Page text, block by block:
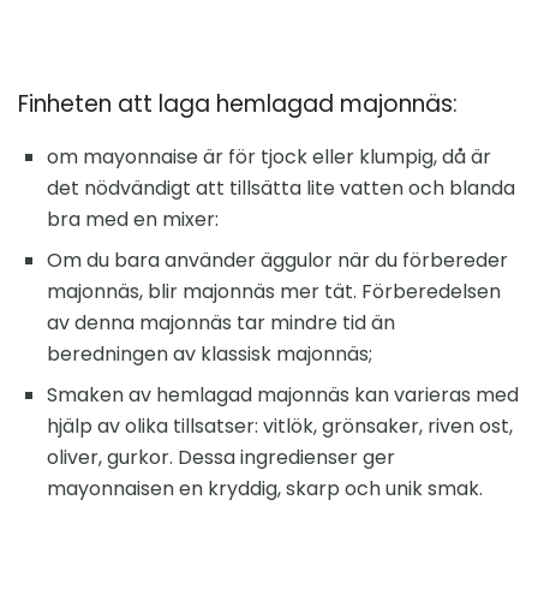
Finheten att laga hemlagad majonnäs:
om mayonnaise är för tjock eller klumpig, då är
det nödvändigt att tillsätta lite vatten och blanda
bra med en mixer:
Om du bara använder äggulor när du förbereder
majonnäs, blir majonnäs mer tät. Förberedelsen
av denna majonnäs tar mindre tid än
beredningen av klassisk majonnäs;
Smaken av hemlagad majonnäs kan varieras med
hjälp av olika tillsatser: vitlök, grönsaker, riven ost,
oliver, gurkor. Dessa ingredienser ger
mayonnaisen en kryddig, skarp och unik smak.